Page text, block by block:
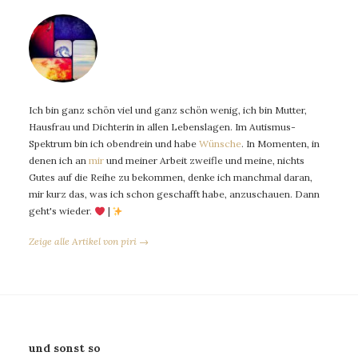
Ich bin ganz schön viel und ganz schön wenig, ich bin Mutter,
Hausfrau und Dichterin in allen Lebenslagen. Im Autismus-
Spektrum bin ich obendrein und habe Wünsche. In Momenten, in
denen ich an mir und meiner Arbeit zweifle und meine, nichts
Gutes auf die Reihe zu bekommen, denke ich manchmal daran,
mir kurz das, was ich schon geschafft habe, anzuschauen. Dann
geht's wieder.
|
Zeige alle Artikel von piri →
und sonst so